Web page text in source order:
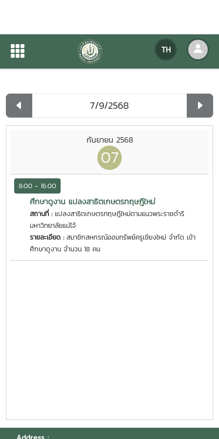
TH
ปฏิทินกิจกรรมของหน่วยงาน
ปฏิทินกิจกรรมของหน่วยงาน
กันยายน 2568
07
8:00 - 16:00
ศึกษาดูงาน แปลงสาธิตเกษตรทฤษฎีใหม่
สถานที่ : แปลงสาธิตเกษตรทฤษฎีใหม่ตามแนวพระราชดำริ
มหาวิทยาลัยแม่โจ้
รายละเอียด :สมาชิกสหกรณ์ออมทรัพย์ครูเชียงใหม่ จำกัด เข้า
ศึกษาดูงาน จำนวน 18 คน